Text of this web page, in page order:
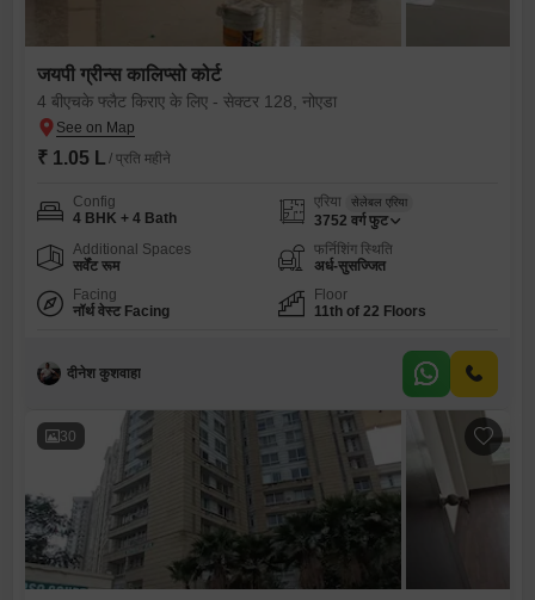
जयपी ग्रीन्स कालिप्सो कोर्ट
4 बीएचके फ्लैट किराए के लिए - सेक्टर 128, नोएडा
₹ 1.05 L / प्रति महीने
Config
4 BHK + 4 Bath
एरिया सेलेबल एरिया
3752 वर्ग फुट
Additional Spaces
सर्वेंट रूम
फर्निशिंग स्थिति
अर्ध-सुसज्जित
Facing
नॉर्थ वेस्ट Facing
Floor
11th of 22 Floors
दीनेश कुशवाहा
30